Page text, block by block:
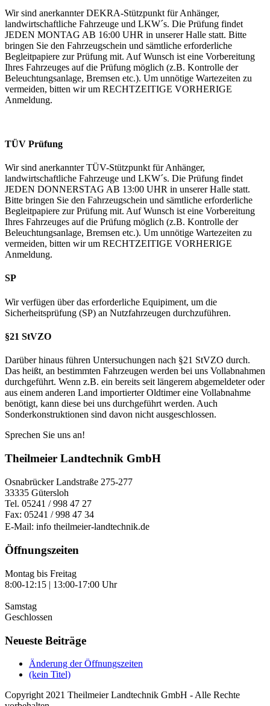
Wir sind anerkannter DEKRA-Stützpunkt für Anhänger,
landwirtschaftliche Fahrzeuge und LKW´s. Die Prüfung findet
JEDEN MONTAG AB 16:00 UHR in unserer Halle statt. Bitte
bringen Sie den Fahrzeugschein und sämtliche erforderliche
Begleitpapiere zur Prüfung mit. Auf Wunsch ist eine Vorbereitung
Ihres Fahrzeuges auf die Prüfung möglich (z.B. Kontrolle der
Beleuchtungsanlage, Bremsen etc.). Um unnötige Wartezeiten zu
vermeiden, bitten wir um RECHTZEITIGE VORHERIGE
Anmeldung.
TÜV Prüfung
Wir sind anerkannter TÜV-Stützpunkt für Anhänger,
landwirtschaftliche Fahrzeuge und LKW´s. Die Prüfung findet
JEDEN DONNERSTAG AB 13:00 UHR in unserer Halle statt.
Bitte bringen Sie den Fahrzeugschein und sämtliche erforderliche
Begleitpapiere zur Prüfung mit. Auf Wunsch ist eine Vorbereitung
Ihres Fahrzeuges auf die Prüfung möglich (z.B. Kontrolle der
Beleuchtungsanlage, Bremsen etc.). Um unnötige Wartezeiten zu
vermeiden, bitten wir um RECHTZEITIGE VORHERIGE
Anmeldung.
SP
Wir verfügen über das erforderliche Equipiment, um die
Sicherheitsprüfung (SP) an Nutzfahrzeugen durchzuführen.
§21 StVZO
Darüber hinaus führen Untersuchungen nach §21 StVZO durch.
Das heißt, an bestimmten Fahrzeugen werden bei uns Vollabnahmen
durchgeführt. Wenn z.B. ein bereits seit längerem abgemeldeter oder
aus einem anderen Land importierter Oldtimer eine Vollabnahme
benötigt, kann diese bei uns durchgeführt werden. Auch
Sonderkonstruktionen sind davon nicht ausgeschlossen.
Sprechen Sie uns an!
Theilmeier Landtechnik GmbH
Osnabrücker Landstraße 275-277
33335 Gütersloh
Tel. 05241 / 998 47 27
Fax: 05241 / 998 47 34
E-Mail: info theilmeier-landtechnik.de
Öffnungszeiten
Montag bis Freitag
8:00-12:15 | 13:00-17:00 Uhr
Samstag
Geschlossen
Neueste Beiträge
Änderung der Öffnungszeiten
(kein Titel)
Copyright 2021 Theilmeier Landtechnik GmbH - Alle Rechte